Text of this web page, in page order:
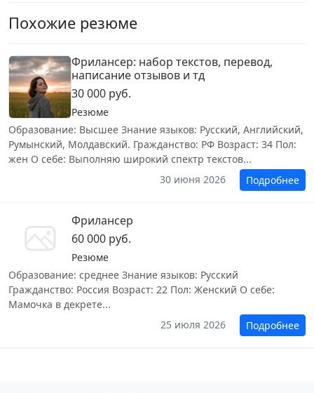
Похожие резюме
Фрилансер: набор текстов, перевод,
написание отзывов и тд
30 000 руб.
Резюме
Образование: Высшее Знание языков: Русский, Английский,
Румынский, Молдавский. Гражданство: РФ Возраст: 34 Пол:
жен О себе: Выполняю широкий спектр текстов...
30 июня 2026
Подробнее
Фрилансер
60 000 руб.
Резюме
Образование: среднее Знание языков: Русский
Гражданство: Россия Возраст: 22 Пол: Женский О себе:
Мамочка в декрете...
25 июля 2026
Подробнее